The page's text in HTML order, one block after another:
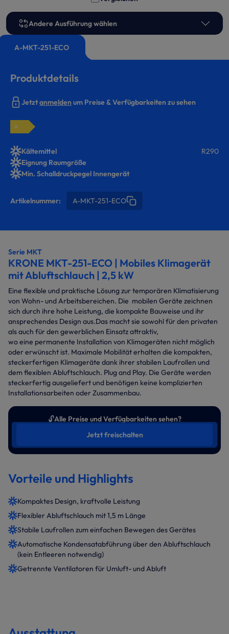
A-MKT-251-ECO
Andere Ausführung wählen
Produktdetails
Jetztanmeldenum Preise & Verfügbarkeiten zu sehen
A
Kältemittel
R290
Eignung Raumgröße
Min. Schalldruckpegel Innengerät
Artikelnummer: A-MKT-251-ECO
Serie MKT
KRONE MKT-251-ECO | Mobiles Klimagerät
mit Abluftschlauch | 2,5 kW
Eine flexible und praktische Lösung zur temporären Klimatisierung
von Wohn- und Arbeitsbereichen. Die mobilen Geräte zeichnen
sich durch ihre hohe Leistung, die kompakte Bauweise und ihr
ansprechendes Design aus.Das macht sie sowohl für den privaten
als auch für den gewerblichen Einsatz attraktiv,
wo eine permanente Installation von Klimageräten nicht möglich
oder erwünscht ist. Maximale Mobilität erhalten die kompakten,
steckerfertigen Klimageräte dank ihrer stabilen Laufrollen und
dem flexiblen Abluftschlauch. Plug and Play. Die Geräte werden
steckerfertig ausgeliefert und benötigen keine komplizierten
Installationsarbeiten oder Zusammenbau.
🔓Alle Preise und Verfügbarkeiten sehen?
Jetzt freischalten
Vorteile und Highlights
Kompaktes Design, kraftvolle Leistung
Flexibler Abluftschlauch mit 1,5 m Länge
Stabile Laufrollen zum einfachen Bewegen des Gerätes
Automatische Kondensatabführung über den Abluftschlauch
(kein Entleeren notwendig)
Getrennte Ventilatoren für Umluft- und Abluft